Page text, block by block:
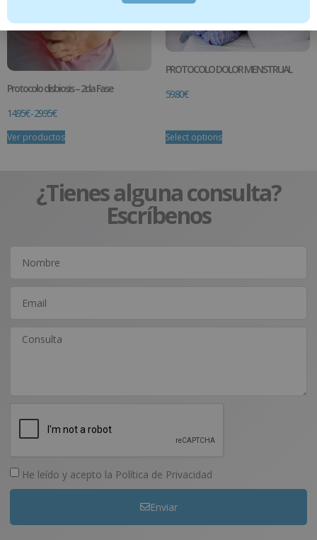
Protocolo disbiosis – 2da Fase
14.95€-29.95€
Ver productos
PROTOCOLO DOLOR MENSTRUAL
59.80€
Select options
¿Tienes alguna consulta?
Escríbenos
He leído y acepto la Política de Privacidad
Enviar